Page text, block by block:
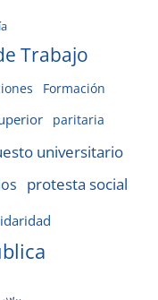
Trabajo
Formación
paritaria
universitario
protesta social